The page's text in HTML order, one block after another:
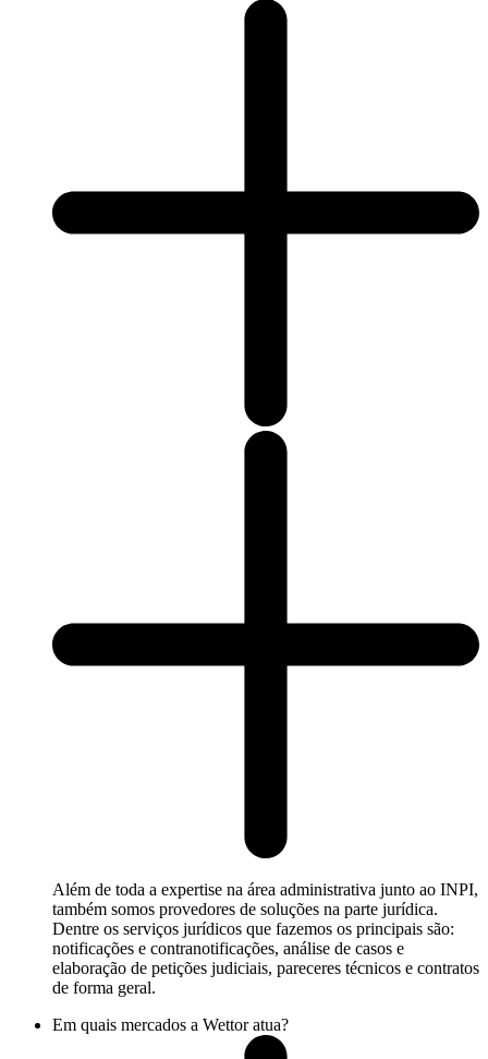
Além de toda a expertise na área administrativa junto ao INPI,
também somos provedores de soluções na parte jurídica.
Dentre os serviços jurídicos que fazemos os principais são:
notificações e contranotificações, análise de casos e
elaboração de petições judiciais, pareceres técnicos e contratos
de forma geral.
Em quais mercados a Wettor atua?